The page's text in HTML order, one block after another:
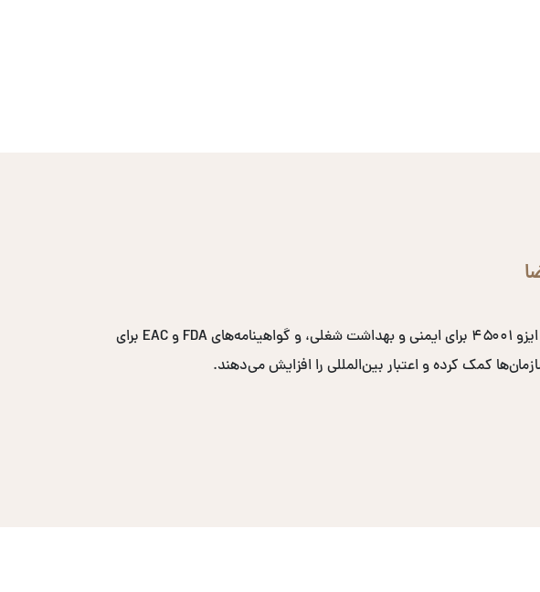
گواهینامه‌های پرتقاضا شامل ایزو ۹۰۰۱ برای مدیریت کیفیت، ایزو ۱۴۰۰۱ برای مدیریت محیط زیست، ایزو ۴۵۰۰۱ برای ایمنی و بهداشت شغلی، و گواهینامه‌های FDA و EAC برای
کمک کرده و اعتبار بین‌المللی را افزایش می‌دهند.